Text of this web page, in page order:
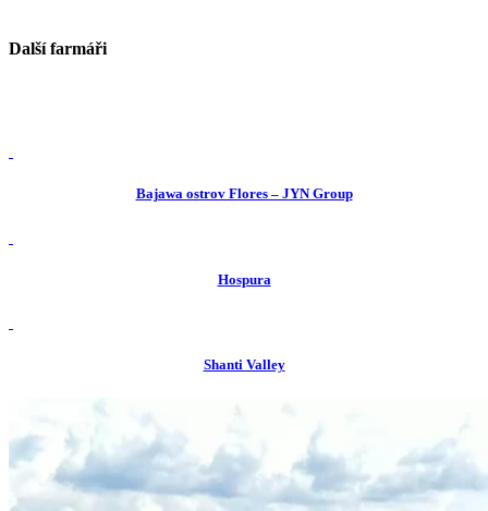
Další farmáři
Bajawa ostrov Flores – JYN Group
Hospura
Shanti Valley